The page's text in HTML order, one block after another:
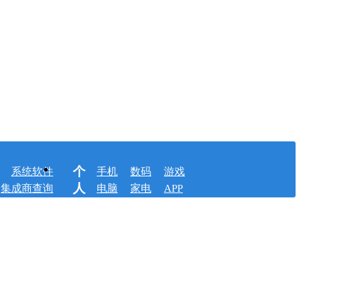
系统软件
集成商查询
个
人
手机 数码
游戏
电脑
家电 APP